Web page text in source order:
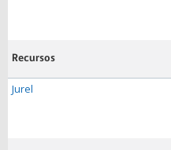
Recursos
Jurel